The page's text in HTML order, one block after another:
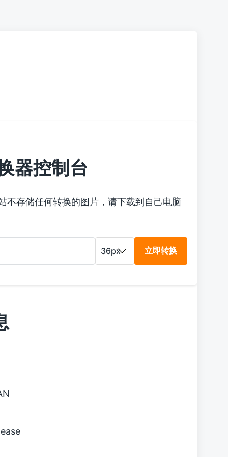
器控制台
不存储任何转换的图片，请下载到自己电脑
立即转换